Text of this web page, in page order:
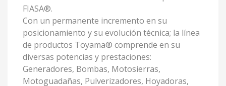
FIASA®.
Con un permanente incremento en su
posicionamiento y su evolución técnica; la línea
de productos Toyama® comprende en su
diversas potencias y prestaciones:
Generadores, Bombas, Motosierras,
Motoguadañas, Pulverizadores, Hoyadoras,